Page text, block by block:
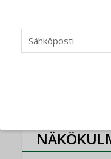
LEHDEN ARTIKKELIT